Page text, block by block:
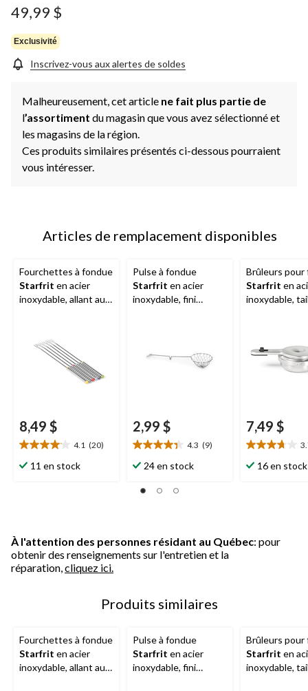
49,99 $
Exclusivité
Inscrivez-vous aux alertes de soldes
Malheureusement, cet article ne fait plus partie de
l’assortiment du magasin que vous avez sélectionné et
les magasins de la région.
Ces produits similaires présentés ci-dessous pourraient
vous intéresser.
Articles de remplacement disponibles
Fourchettes à fondue
Starfrit en acier
inoxydable, allant au
8,49 $
4.1 (20)
4.1
étoile(s)
11 en stock
Pulse à fondue
Starfrit en acier
inoxydable, fini
2,99 $
4.3 (9)
4.3
étoile(s)
5.
24 en stock
Brûleurs pour
Starfrit en
inoxydable,
7,49 $
3.7
étoile(s)
16 en stock
À l'attention des personnes résidant au Québec: pour
obtenir des renseignements sur l'entretien et la
réparation, cliquez ici.
Produits similaires
Fourchettes à fondue
Starfrit en acier
inoxydable, allant au
Pulse à fondue
Starfrit en acier
inoxydable, fini
Brûleurs pour
Starfrit en
inoxydable,